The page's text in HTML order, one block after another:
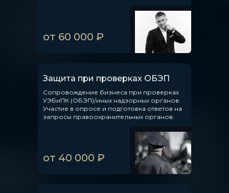
от 60 000 ₽
Защита при проверках ОБЭП
Сопровождение бизнеса при проверках
УЭБиПК (ОБЭП)/иных надзорных органов.
Участие в опросе и подготовка ответов на
запросы правоохранительных органов.
от 40 000 ₽